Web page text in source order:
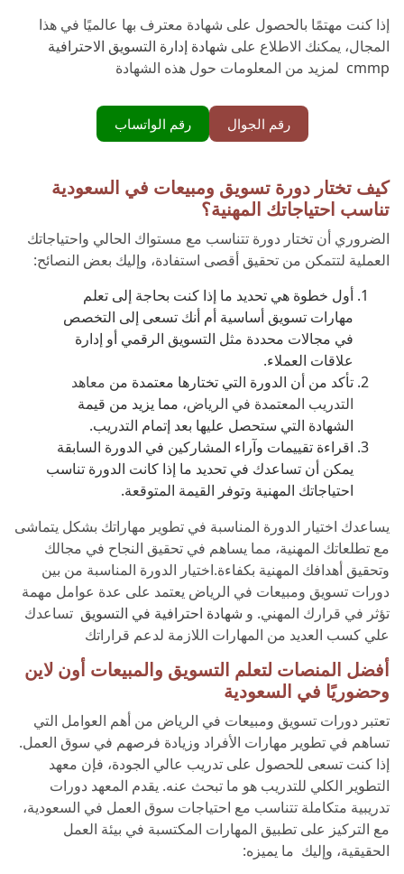
إذا كنت مهتمًا بالحصول على شهادة معترف بها عالميًا في هذا
المجال، يمكنك الاطلاع على شهادة إدارة التسويق الاحترافية
cmmp لمزيد من المعلومات حول هذه الشهادة
رقم الجوال رقم الواتساب
كيف تختار دورة تسويق ومبيعات في السعودية
تناسب احتياجاتك المهنية؟
الضروري أن تختار دورة تتناسب مع مستواك الحالي واحتياجاتك
العملية لتتمكن من تحقيق أقصى استفادة، وإليك بعض النصائح:
أول خطوة هي تحديد ما إذا كنت بحاجة إلى تعلم
مهارات تسويق أساسية أم أنك تسعى إلى التخصص
في مجالات محددة مثل التسويق الرقمي أو إدارة
علاقات العملاء.
تأكد من أن الدورة التي تختارها معتمدة من معاهد
التدريب المعتمدة في الرياض، مما يزيد من قيمة
الشهادة التي ستحصل عليها بعد إتمام التدريب.
اقراءة تقييمات وآراء المشاركين في الدورة السابقة
يمكن أن تساعدك في تحديد ما إذا كانت الدورة تناسب
احتياجاتك المهنية وتوفر القيمة المتوقعة.
يساعدك اختيار الدورة المناسبة في تطوير مهاراتك بشكل يتماشى
مع تطلعاتك المهنية، مما يساهم في تحقيق النجاح في مجالك
وتحقيق أهدافك المهنية بكفاءة.اختيار الدورة المناسبة من بين
دورات تسويق ومبيعات في الرياض يعتمد على عدة عوامل مهمة
تؤثر في قرارك المهني. و شهادة احترافية في التسويق تساعدك
علي كسب العديد من المهارات اللازمة لدعم قراراتك
أفضل المنصات لتعلم التسويق والمبيعات أون لاين
وحضوريًا في السعودية
تعتبر دورات تسويق ومبيعات في الرياض من أهم العوامل التي
تساهم في تطوير مهارات الأفراد وزيادة فرصهم في سوق العمل.
إذا كنت تسعى للحصول على تدريب عالي الجودة، فإن معهد
التطوير الكلي للتدريب هو ما تبحث عنه. يقدم المعهد دورات
تدريبية متكاملة تتناسب مع احتياجات سوق العمل في السعودية،
مع التركيز على تطبيق المهارات المكتسبة في بيئة العمل
الحقيقية، وإليك ما يميزه: